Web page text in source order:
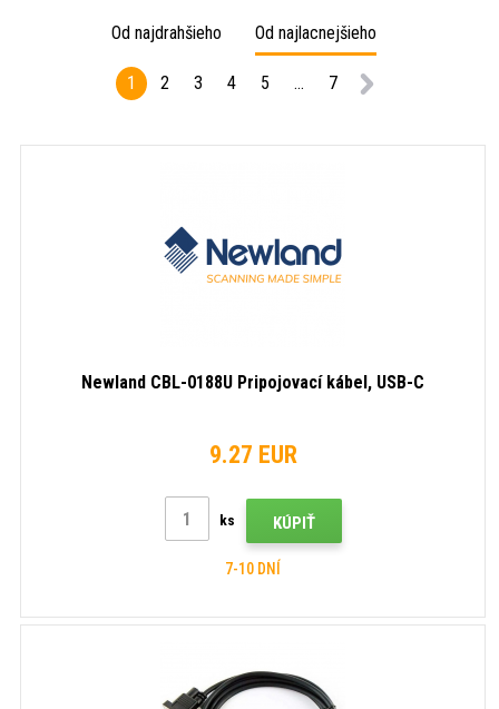
Od najdrahšieho Od najlacnejšieho
1 2 3 4 5 ... 7
Newland CBL-0188U Pripojovací kábel, USB-C
9.27 EUR
ks KÚPIŤ
7-10 DNÍ